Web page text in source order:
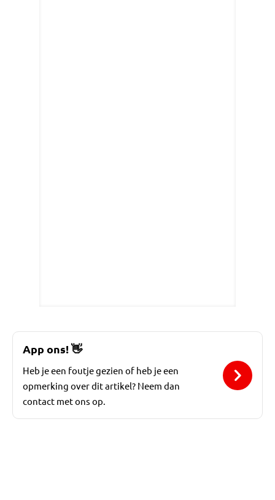
App ons!👋
Heb je een foutje gezien of heb je een
opmerking over dit artikel? Neem dan
contact met ons op.